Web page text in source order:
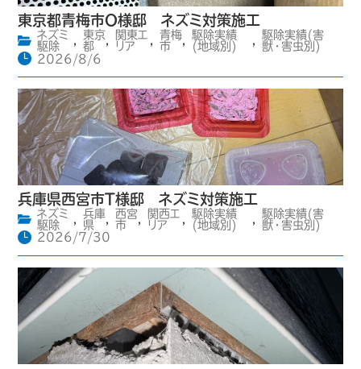
東京都青梅市O様邸 ネズミ対策施工
ネズミ
駆除
,
東京
都
,
関東エ
リア
,
青梅
市
,
駆除実績
(地域別)
,
駆除実績(害
獣・害虫別)
2026/8/6
兵庫県西宮市T様邸 ネズミ対策施工
ネズミ
駆除
,
兵庫
県
,
西宮
市
,
関西エ
リア
,
駆除実績
(地域別)
,
駆除実績(害
獣・害虫別)
2026/7/30